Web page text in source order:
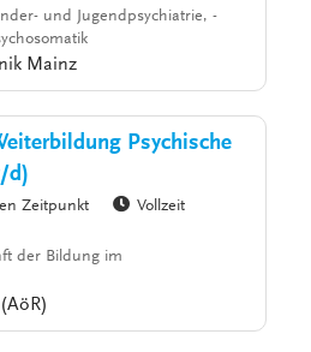
und Jugendpsychiatrie, -
Mainz
Psychische
d)
Zeitpunkt
Vollzeit
der Bildung im